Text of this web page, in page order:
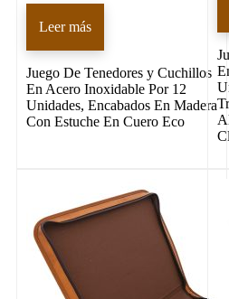
Leer más
Juego De Tenedores y Cuchillos
En Acero Inoxidable Por 12
Unidades, Encabados En Madera
Con Estuche En Cuero Eco